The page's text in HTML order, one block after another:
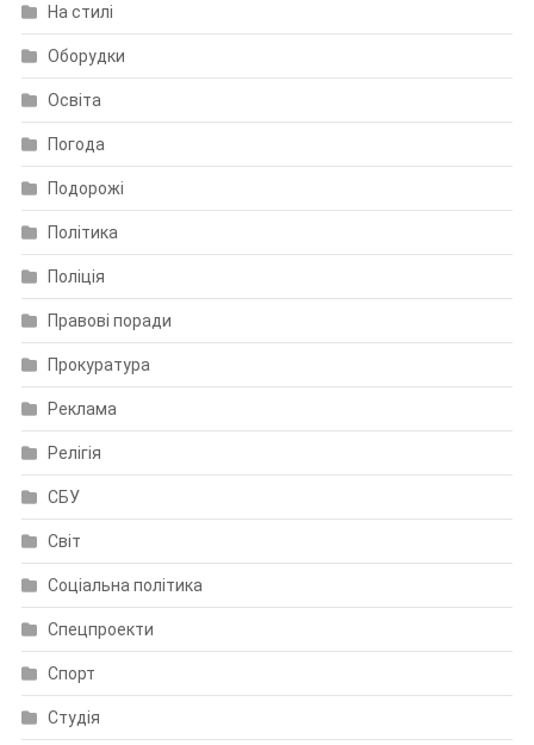
На стилі
Оборудки
Освіта
Погода
Подорожі
Політика
Поліція
Правові поради
Прокуратура
Реклама
Релігія
СБУ
Світ
Соціальна політика
Спецпроекти
Спорт
Студія